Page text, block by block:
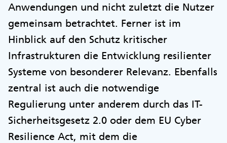
Anwendungen und nicht zuletzt die Nutzer
gemeinsam betrachtet. Ferner ist im
Hinblick auf den Schutz kritischer
Infrastrukturen die Entwicklung resilienter
Systeme von besonderer Relevanz. Ebenfalls
zentral ist auch die notwendige
Regulierung unter anderem durch das IT-
Sicherheitsgesetz 2.0 oder dem EU Cyber
Resilience Act, mit dem die